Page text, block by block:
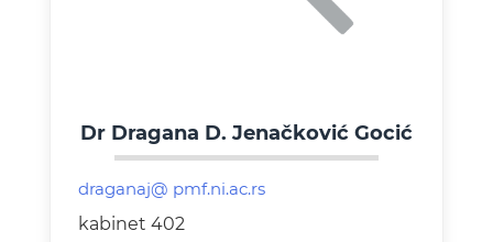
Dr Dragana D. Jenačković Gocić
kabinet 402